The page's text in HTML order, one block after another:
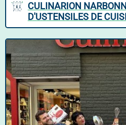
CULINARION
D'USTENSILES DE